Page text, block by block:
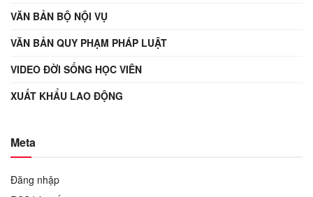
VĂN BẢN BỘ NỘI VỤ
VĂN BẢN QUY PHẠM PHÁP LUẬT
VIDEO ĐỜI SỐNG HỌC VIÊN
XUẤT KHẨU LAO ĐỘNG
Meta
Đăng nhập